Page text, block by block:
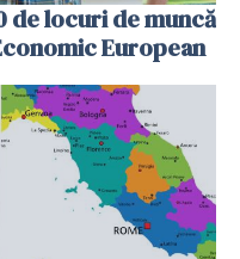
de locuri de muncă
European